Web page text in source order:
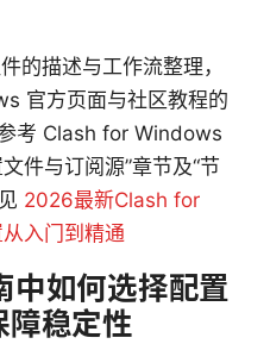
的描述与工作流整理，
官方页面与社区教程的
考 Clash for Windows
件与订阅源”章节及“节
2026最新Clash for
入门到精通
中如何选择配置
障稳定性